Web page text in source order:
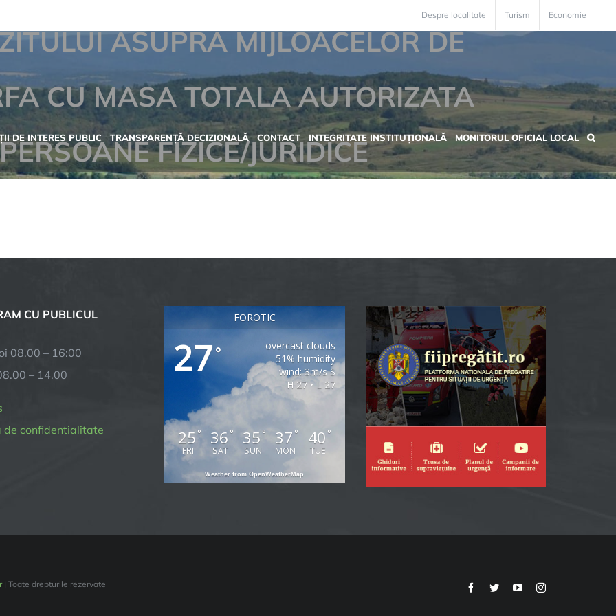
Despre localitate Turism Economie
DE INTERES PUBLIC TRANSPARENȚĂ DECIZIONALĂ CONTACT INTEGRITATE INSTITUȚIONALĂ MONITORUL OFICIAL LOCAL
ASUPRA MIJLOACELOR DE
CU MASA TOTALA AUTORIZATA
FIZICE/JURIDICE
CU PUBLICUL
08.00 – 16:00
– 14.00
de confidentialitate
FOROTIC
27°
overcast clouds
51% humidity
wind: 3m/s S
H 27 • L 27
25 °
FRI
36 °
SAT
35 °
SUN
37 °
MON
40 °
TUE
Weather from OpenWeatherMap
| Toate drepturile rezervate FacebookTwitterYouTubeInstagram